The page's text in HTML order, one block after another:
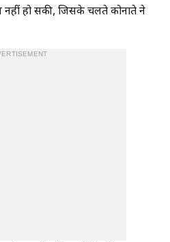
हो सकी, जिसके चलते कोनाते ने